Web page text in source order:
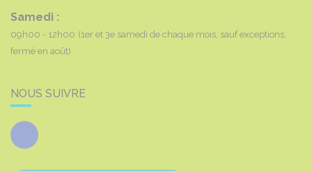
Samedi :
09h00 - 12h00 (1er et 3e samedi de chaque mois, sauf exceptions,
fermé en août)
NOUS SUIVRE
Facebook